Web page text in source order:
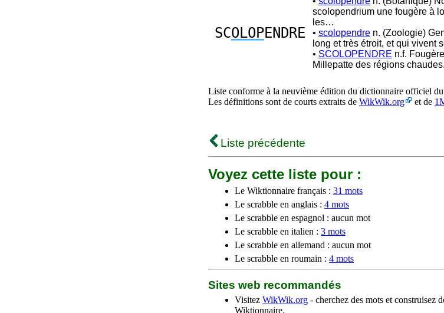
SCOLOPENDRE
scolopendrium une fougère à
les…
• scolopendre n. (Zoologie)
long et très étroit, et qui vivent
• SCOLOPENDRE n.f.
Millepatte des régions chaudes.
Liste conforme à la neuvième édition du dictionnaire officiel du
Les définitions sont de courts extraits de WikWik.org et de
Liste précédente
Voyez cette liste pour :
Le Wiktionnaire français : 31 mots
Le scrabble en anglais : 4 mots
Le scrabble en espagnol : aucun mot
Le scrabble en italien : 3 mots
Le scrabble en allemand : aucun mot
Le scrabble en roumain : 4 mots
Sites web recommandés
Visitez WikWik.org - cherchez des mots et construisez
Wiktionnaire.